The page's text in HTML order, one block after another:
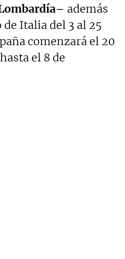
además
de Italia del 3 al 25
comenzará el 20
el 8 de